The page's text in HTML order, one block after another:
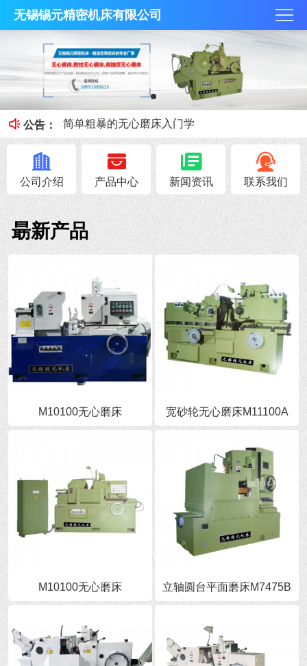
无锡锡元精密机床有限公司
公告：
磨削加工中液体起泡问题：能否直接添加消泡剂？
机床排水系统优化过渡箱与过渡泵的工程应用与设计规范
简单粗暴的无心磨床入门学
锡元——无心磨床的日常保养
公司介绍 产品中心 新闻资讯 联系我们
朂新产品
M10100无心磨床 宽砂轮无心磨床M11100A
M10100无心磨床 立轴圆台平面磨床M7475B